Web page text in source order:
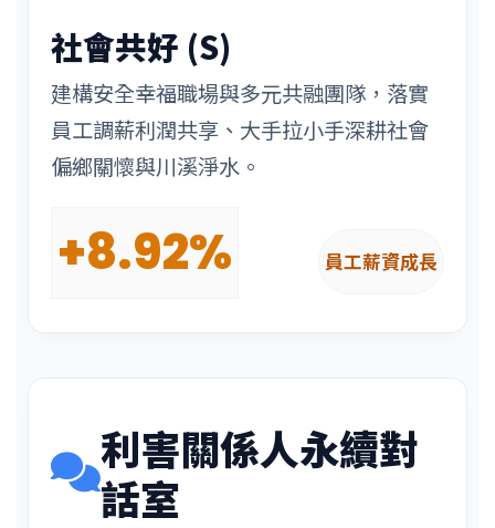
社會共好 (S)
建構安全幸福職場與多元共融團隊，落實
員工調薪利潤共享、大手拉小手深耕社會
偏鄉關懷與川溪淨水。
+8.92% 員工薪資成長
利害關係人永續對
話室